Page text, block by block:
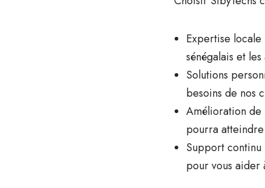
Expertise locale
sénégalais et
Solutions
besoins de nos
Amélioration
pourra
Support continu
pour vous aider